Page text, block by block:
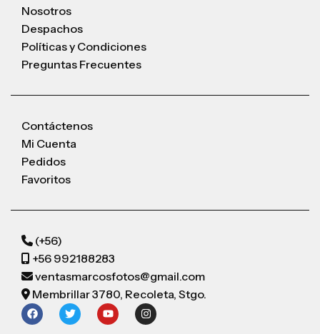
Nosotros
Despachos
Políticas y Condiciones
Preguntas Frecuentes
Contáctenos
Mi Cuenta
Pedidos
Favoritos
(+56)
+56 992188283
ventasmarcosfotos@gmail.com
Membrillar 3780, Recoleta, Stgo.